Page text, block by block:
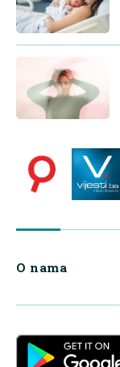
O nama